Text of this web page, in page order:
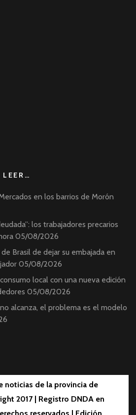
en los barrios de Morón
los trabajadores precarios
05/08/2026
Brasil de dejar su embajada en
05/08/2026
local con una nueva edición
05/08/2026
no alcanza, el problema es el modelo
noticias de la provincia de
2017 | Registro DNDA en